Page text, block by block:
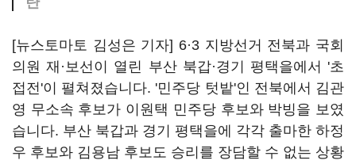
[뉴스토마토 김성은 기자] 6·3 지방선거 전북과 국회
의원 재·보선이 열린 부산 북갑·경기 평택을에서 '초
접전'이 펼쳐졌습니다. '민주당 텃밭'인 전북에서 김관
영 무소속 후보가 이원택 민주당 후보와 박빙을 보였
습니다. 부산 북갑과 경기 평택을에 각각 출마한 하정
우 후보와 김용남 후보도 승리를 장담할 수 없는 상황